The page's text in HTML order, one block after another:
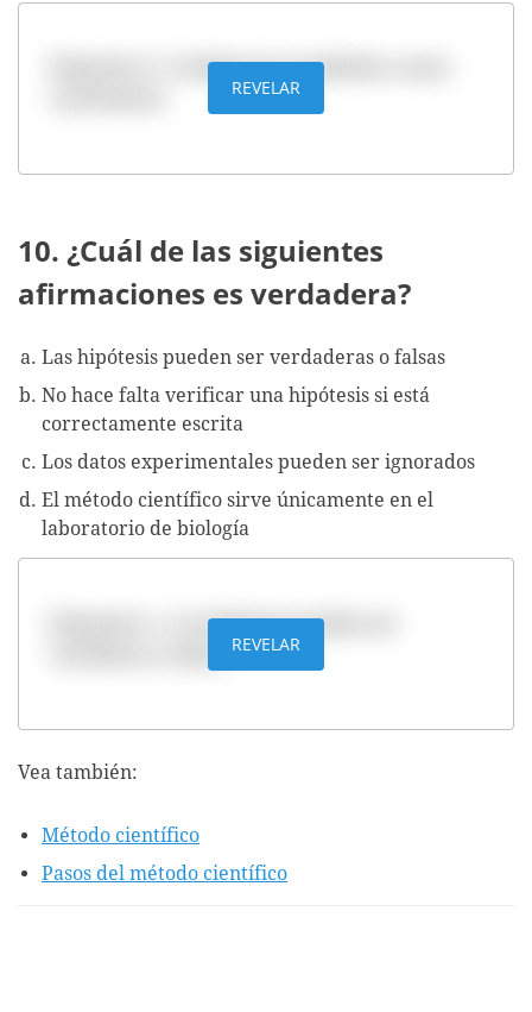
Respuesta: d. Analizar los resultados y sacar
REVELAR
10. ¿Cuál de las siguientes
afirmaciones es verdadera?
Las hipótesis pueden ser verdaderas o falsas
No hace falta verificar una hipótesis si está
correctamente escrita
Los datos experimentales pueden ser ignorados
El método científico sirve únicamente en el
laboratorio de biología
Respuesta: a. Las hipótesis pueden ser
REVELAR
Vea también:
Método científico
Pasos del método científico